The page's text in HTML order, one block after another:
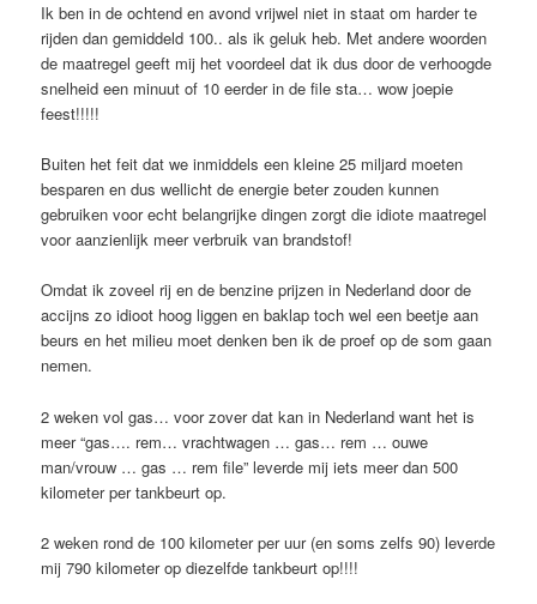
Ik ben in de ochtend en avond vrijwel niet in staat om harder te
rijden dan gemiddeld 100.. als ik geluk heb. Met andere woorden
de maatregel geeft mij het voordeel dat ik dus door de verhoogde
snelheid een minuut of 10 eerder in de file sta… wow joepie
feest!!!!!
Buiten het feit dat we inmiddels een kleine 25 miljard moeten
besparen en dus wellicht de energie beter zouden kunnen
gebruiken voor echt belangrijke dingen zorgt die idiote maatregel
voor aanzienlijk meer verbruik van brandstof!
Omdat ik zoveel rij en de benzine prijzen in Nederland door de
accijns zo idioot hoog liggen en baklap toch wel een beetje aan
beurs en het milieu moet denken ben ik de proef op de som gaan
nemen.
2 weken vol gas… voor zover dat kan in Nederland want het is
meer “gas…. rem… vrachtwagen … gas… rem … ouwe
man/vrouw … gas … rem file” leverde mij iets meer dan 500
kilometer per tankbeurt op.
2 weken rond de 100 kilometer per uur (en soms zelfs 90) leverde
mij 790 kilometer op diezelfde tankbeurt op!!!!